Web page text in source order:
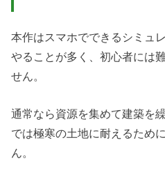
本作はスマホでできるシミュ
やることが多く、初心者には
せん。
通常なら資源を集めて建築を
では極寒の土地に耐えるため
ん。